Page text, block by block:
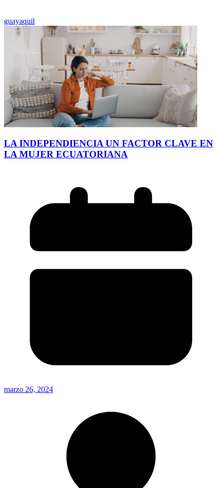
guayaquil
LA INDEPENDIENCIA UN FACTOR CLAVE EN
LA MUJER ECUATORIANA
marzo 26, 2024